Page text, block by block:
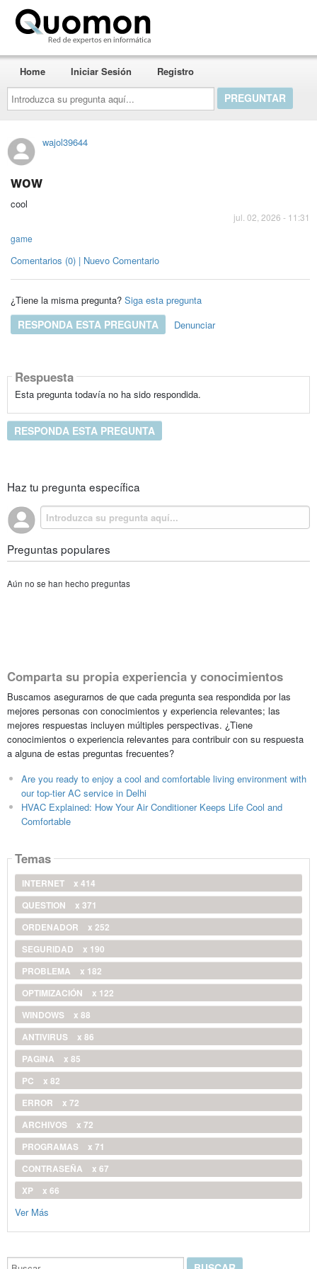
Introduzca
su
pregunta
aquí...
Home Iniciar Sesión Registro
wajol39644
wow
cool
jul. 02, 2026 - 11:31
game
Comentarios (0) | Nuevo Comentario
¿Tiene la misma pregunta? Siga esta pregunta
RESPONDA ESTA PREGUNTA Denunciar
Respuesta
Esta pregunta todavía no ha sido respondida.
RESPONDA ESTA PREGUNTA
Haz tu pregunta específica
Preguntas populares
Aún no se han hecho preguntas
Comparta su propia experiencia y conocimientos
Buscamos asegurarnos de que cada pregunta sea respondida por las
mejores personas con conocimientos y experiencia relevantes; las
mejores respuestas incluyen múltiples perspectivas. ¿Tiene
conocimientos o experiencia relevantes para contribuir con su respuesta
a alguna de estas preguntas frecuentes?
Are you ready to enjoy a cool and comfortable living environment with
our top-tier AC service in Delhi
HVAC Explained: How Your Air Conditioner Keeps Life Cool and
Comfortable
Temas
INTERNET
x 414
QUESTION
x 371
ORDENADOR
x 252
SEGURIDAD
x 190
PROBLEMA
x 182
OPTIMIZACIÓN
x 122
WINDOWS
x 88
ANTIVIRUS
x 86
PAGINA
x 85
PC
x 82
ERROR
x 72
ARCHIVOS
x 72
PROGRAMAS
x 71
CONTRASEÑA
x 67
XP
x 66
Ver Más
Buscar...